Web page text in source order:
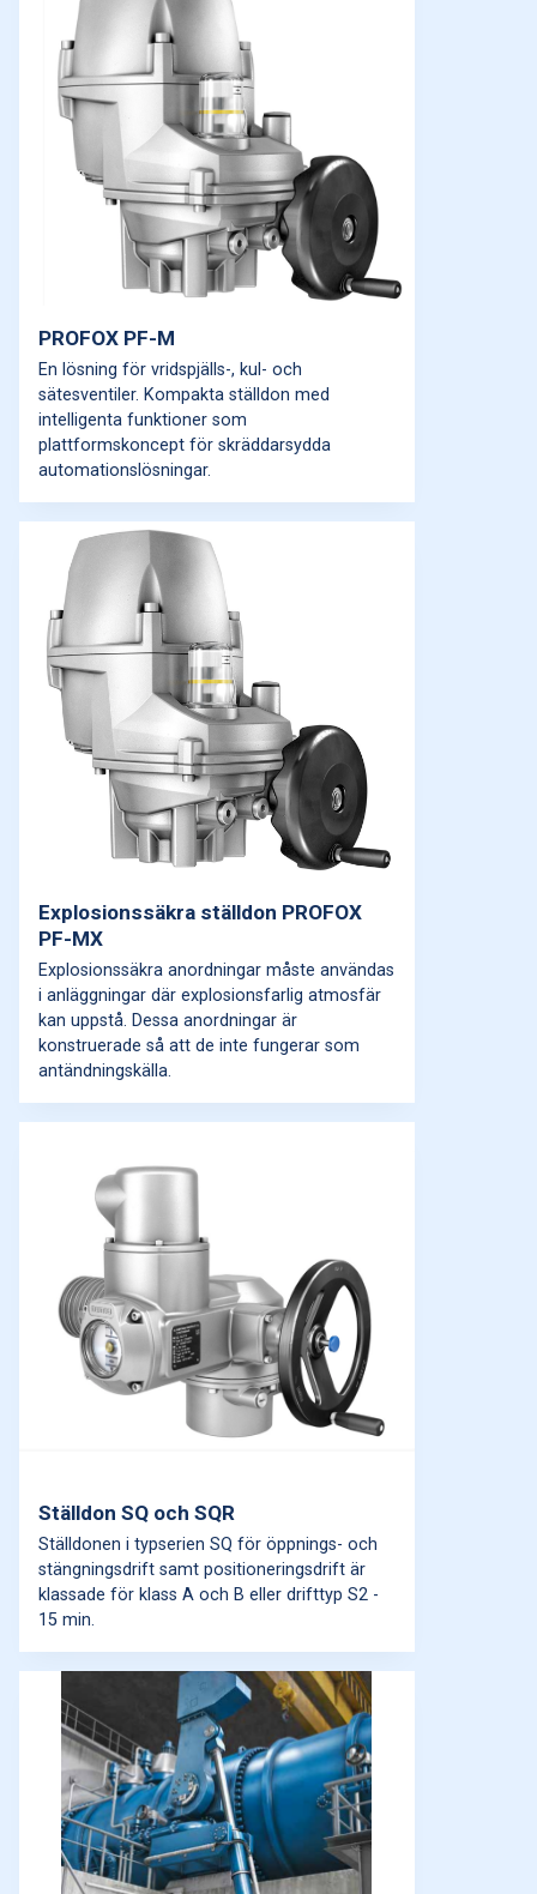
PROFOX PF-M
En lösning för vridspjälls-, kul- och
sätesventiler. Kompakta ställdon med
intelligenta funktioner som
plattformskoncept för skräddarsydda
automationslösningar.
Explosionssäkra ställdon PROFOX
PF-MX
Explosionssäkra anordningar måste användas
i anläggningar där explosionsfarlig atmosfär
kan uppstå. Dessa anordningar är
konstruerade så att de inte fungerar som
antändningskälla.
Ställdon SQ och SQR
Ställdonen i typserien SQ för öppnings- och
stängningsdrift samt positioneringsdrift är
klassade för klass A och B eller drifttyp S2 -
15 min.